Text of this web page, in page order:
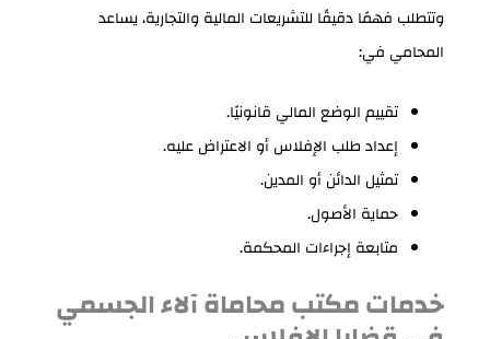
وتتطلب فهمًا دقيقًا للتشريعات المالية والتجارية، يساعد
المحامي في:
تقييم الوضع المالي قانونيًا.
إعداد طلب الإفلاس أو الاعتراض عليه.
تمثيل الدائن أو المدين.
حماية الأصول.
متابعة إجراءات المحكمة.
خدمات مكتب محاماة آلاء الجسمي